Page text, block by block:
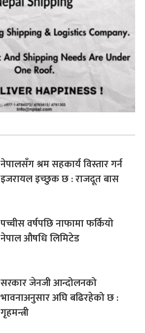
नेपालसँग श्रम सहकार्य विस्तार गर्न
इजरायल इच्छुक छ : राजदूत बास
पच्चीस वर्षपछि नाफामा फर्कियो
नेपाल औषधि लिमिटेड
सरकार जेनजी आन्दोलनको
भावनाअनुसार अघि बढिरहेको छ :
गृहमन्त्री